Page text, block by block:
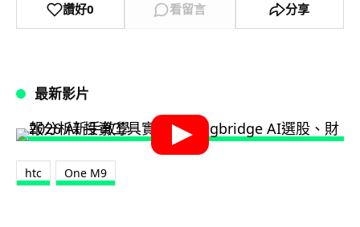
讚好0 看留言 分享
最新影片
htc One M9